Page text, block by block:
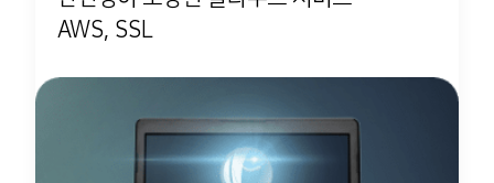
AWS, SSL